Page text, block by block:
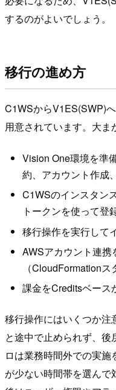
するのがよいでしょう。
移行の進め方
C1WSからV1ES(SWP)
用意されています。大ま
Vision One環境を準
約、アカウント作成
C1WSのインスタン
トークンを使って登
移行操作を実行して
AWSアカウント連
（CloudFormationス
課金をCreditsベース
移行操作にはいくつか注
と途中で止められず、
ロは業務時間外での実
が少ない時間帯を選ん